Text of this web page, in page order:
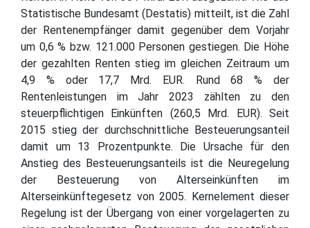
Statistische Bundesamt (Destatis) mitteilt, ist die Zahl
der Rentenempfänger damit gegenüber dem Vorjahr
um 0,6 % bzw. 121.000 Personen gestiegen. Die Höhe
der gezahlten Renten stieg im gleichen Zeitraum um
4,9 % oder 17,7 Mrd. EUR. Rund 68 % der
Rentenleistungen im Jahr 2023 zählten zu den
steuerpflichtigen Einkünften (260,5 Mrd. EUR). Seit
2015 stieg der durchschnittliche Besteuerungsanteil
damit um 13 Prozentpunkte. Die Ursache für den
Anstieg des Besteuerungsanteils ist die Neuregelung
der Besteuerung von Alterseinkünften im
Alterseinkünftegesetz von 2005. Kernelement dieser
Regelung ist der Übergang von einer vorgelagerten zu